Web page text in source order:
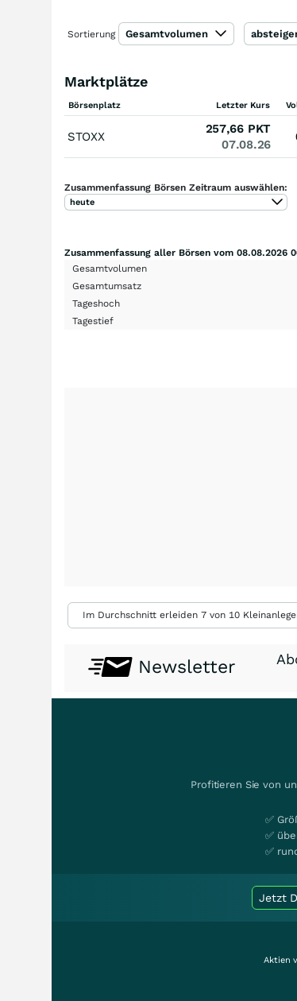
Sortierung Gesamtvolumen
Marktplätze
Börsenplatz Letzter Kurs
STOXX
257,66 PKT
07.08.26
Zusammenfassung Börsen Zeitraum auswählen:
heute
Zusammenfassung aller Börsen vom 08.08.2026
Gesamtvolumen
Gesamtumsatz
Tageshoch
Tagestief
Im Durchschnitt erleiden 7 von 10
Newsletter
Profitieren Sie von
✅
✅
✅
Jetzt
Aktien